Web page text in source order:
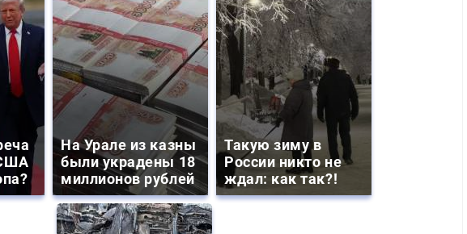
На Урале из казны
были украдены 18
миллионов рублей
Такую зиму в
России никто не
ждал: как так?!